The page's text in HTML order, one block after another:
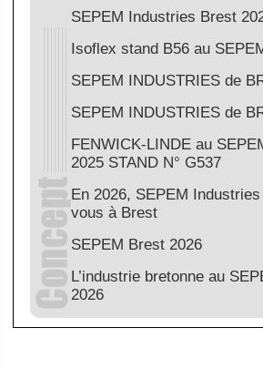
SEPEM Industries Brest
Isoflex stand B56 au
SEPEM INDUSTRIES de
SEPEM INDUSTRIES de
FENWICK-LINDE au
2025 STAND N° G537
En 2026, SEPEM
vous à Brest
SEPEM Brest 2026
L’industrie bretonne au
2026